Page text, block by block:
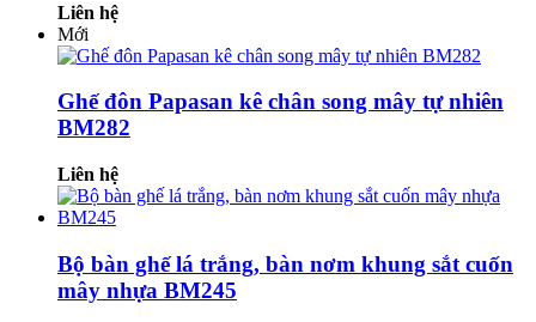
Liên hệ
Mới
Ghế đôn Papasan kê chân song mây tự nhiên
BM282
Liên hệ
Bộ bàn ghế lá trắng, bàn nơm khung sắt cuốn
mây nhựa BM245